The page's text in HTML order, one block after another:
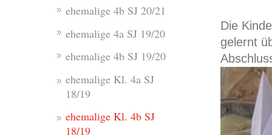
Die
gelernt
ehemalige 4b SJ 20/21
ehemalige 4a SJ 19/20
ehemalige 4b SJ 19/20
ehemalige Kl. 4a SJ
18/19
ehemalige Kl. 4b SJ
18/19